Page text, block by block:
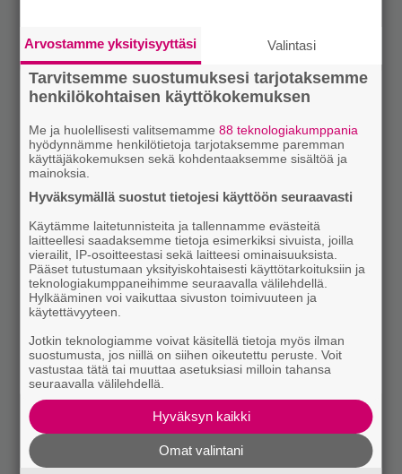
Arvostamme yksityisyyttäsi Valintasi
Tarvitsemme suostumuksesi tarjotaksemme
henkilökohtaisen käyttökokemuksen
Me ja huolellisesti valitsemamme88 teknologiakumppania
hyödynnämme henkilötietoja tarjotaksemme paremman
käyttäjäkokemuksen sekä kohdentaaksemme sisältöä ja
mainoksia.
Hyväksymällä suostut tietojesi käyttöön seuraavasti
Käytämme laitetunnisteita ja tallennamme evästeitä
laitteellesi saadaksemme tietoja esimerkiksi sivuista, joilla
vierailit, IP-osoitteestasi sekä laitteesi ominaisuuksista.
Pääset tutustumaan yksityiskohtaisesti käyttötarkoituksiin ja
teknologiakumppaneihimme seuraavalla välilehdellä.
Hylkääminen voi vaikuttaa sivuston toimivuuteen ja
käytettävyyteen.
Jotkin teknologiamme voivat käsitellä tietoja myös ilman
suostumusta, jos niillä on siihen oikeutettu peruste. Voit
vastustaa tätä tai muuttaa asetuksiasi milloin tahansa
seuraavalla välilehdellä.
Hyväksyn kaikki
Omat valintani